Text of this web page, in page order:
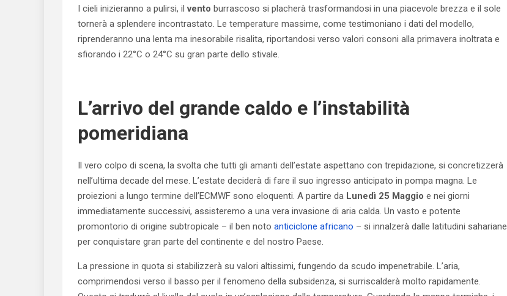
I cieli inizieranno a pulirsi, ilvento burrascoso si placherà trasformandosi in una piacevole brezza e il sole
tornerà a splendere incontrastato. Le temperature massime, come testimoniano i dati del modello,
riprenderanno una lenta ma inesorabile risalita, riportandosi verso valori consoni alla primavera inoltrata e
sfiorando i 22°C o 24°C su gran parte dello stivale.
L’arrivo del grande caldo e l’instabilità
pomeridiana
Il vero colpo di scena, la svolta che tutti gli amanti dell’estate aspettano con trepidazione, si concretizzerà
nell’ultima decade del mese. L’estate deciderà di fare il suo ingresso anticipato in pompa magna. Le
proiezioni a lungo termine dell’ECMWF sono eloquenti. A partire da Lunedì 25 Maggio e nei giorni
immediatamente successivi, assisteremo a una vera invasione di aria calda. Un vasto e potente
promontorio di origine subtropicale – il ben noto anticiclone africano – si innalzerà dalle latitudini sahariane
per conquistare gran parte del continente e del nostro Paese.
La pressione in quota si stabilizzerà su valori altissimi, fungendo da scudo impenetrabile. L’aria,
comprimendosi verso il basso per il fenomeno della subsidenza, si surriscalderà molto rapidamente.